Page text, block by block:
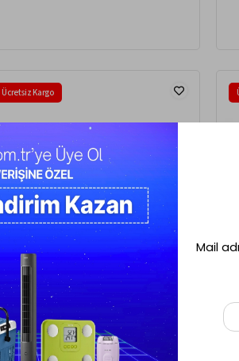
Ücretsiz Kargo